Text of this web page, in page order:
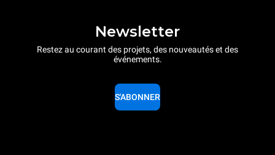
Newsletter
Restez au courant des projets, des nouveautés et des
événements.
S'ABONNER